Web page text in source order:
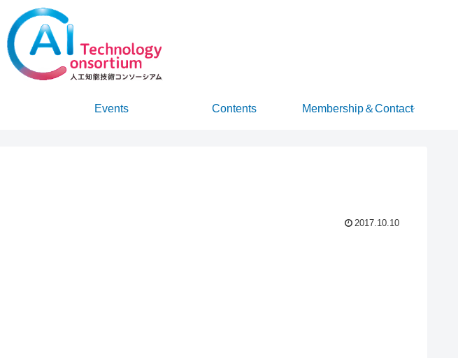
Events Contents Membership＆Contact
2017.10.10